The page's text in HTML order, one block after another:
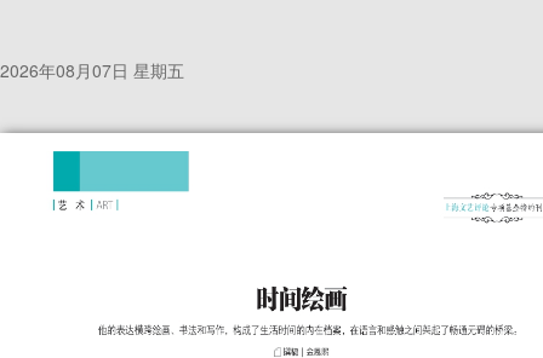
2026年08月07日 星期五